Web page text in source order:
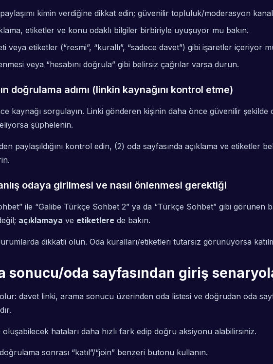
kimin verdiğine dikkat edin; güvenilir topluluk/moderasyon
etiketler ve konu odaklı bilgiler birbiriyle uyuşuyor mu bakın.
veya etiketler (“resmi”, “kurallı”, “sadece davet”) gibi işaretler içeriyor
veya “hesabını doğrula” gibi belirsiz çağrılar varsa durun.
doğrulama adımı (linkin kaynağını kontrol etme)
sorgulayın. Linki gönderen kişinin daha önce güvenilir şekilde
şüphelenin.
paylaşıldığını kontrol edin, (2) oda sayfasında açıklama ve etiketler
odaya girilmesi ve nasıl önlenmesi gerektiği
ile “Galibe Türkçe Sohbet 2” ya da “Türkçe Sohbet” gibi görünen
açıklamaya ve etiketlere de bakın.
dikkatli olun. Oda kuralları/etiketleri tutarsız görünüyorsa
sonucu/oda sayfasından giriş
davet linki, arama sonucu üzerinden oda listesi ve doğrudan oda
hataları daha hızlı fark edip doğru aksiyonu alabilirsiniz.
sonrası “katıl”/“join” benzeri butonu kullanın.